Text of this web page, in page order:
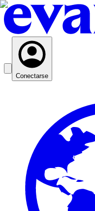
Conectarse